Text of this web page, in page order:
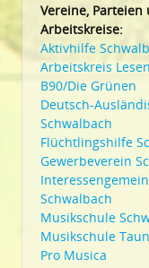
Vereine,
Arbeitskreise:
Aktivhilfe
Arbeitskreis Lesen
B90/Die Grünen
Deutsch-
Schwalbach
Flüchtlingshilfe
Gewerbeverein
Schwalbach
Musikschule
Musikschule
Pro Musica